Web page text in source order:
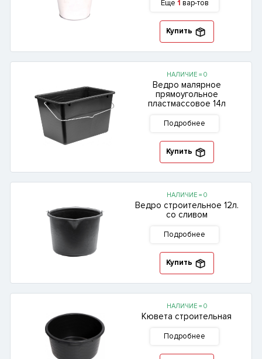
Еще 1 вар-тов
Купить
НАЛИЧИЕ = 0
Ведро малярное
прямоугольное
пластмассовое 14л
Подробнее
Купить
НАЛИЧИЕ = 0
Ведро строительное 12л.
со сливом
Подробнее
Купить
НАЛИЧИЕ = 0
Кювета строительная
Подробнее